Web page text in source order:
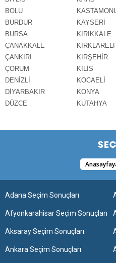
BOLU
BURDUR
BURSA
ÇANAKKALE
ÇANKIRI
ÇORUM
DENİZLİ
DİYARBAKIR
DÜZCE
KAYSERİ
KIRIKKALE
KIRKLARELİ
KIRŞEHİR
KİLİS
KOCAELİ
KONYA
KÜTAHYA
Adana Seçim Sonuçları
Afyonkarahisar Seçim Sonuçları
Aksaray Seçim Sonuçları
Ankara Seçim Sonuçları